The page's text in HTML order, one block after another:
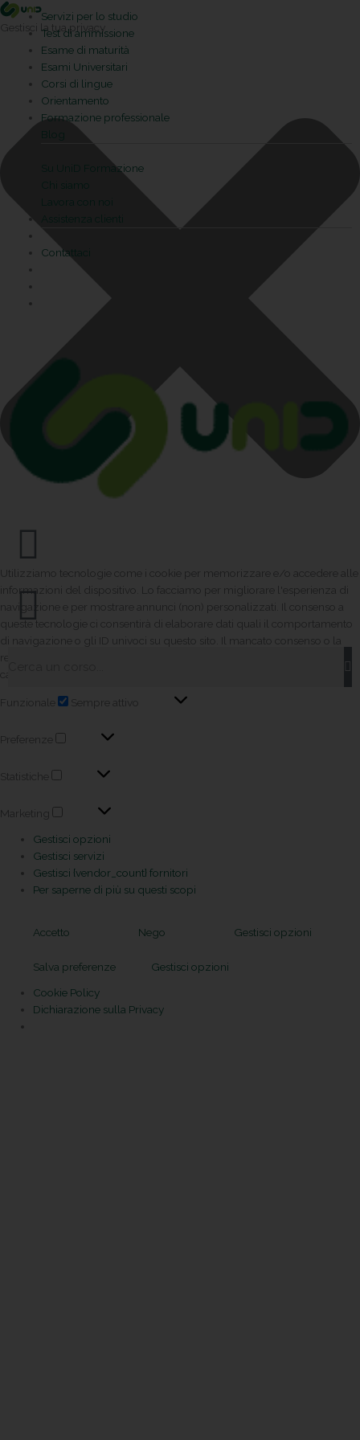
Gestisci la tua privacy
Utilizziamo tecnologie come i cookie per memorizzare e/o accedere alle
informazioni del dispositivo. Lo facciamo per migliorare l'esperienza di
navigazione e per mostrare annunci (non) personalizzati. Il consenso a
queste tecnologie ci consentirà di elaborare dati quali il comportamento
di navigazione o gli ID univoci su questo sito. Il mancato consenso o la
revoca del consenso possono influire negativamente su alcune
caratteristiche e funzioni.
Funzionale Sempre attivo
Preferenze
Statistiche
Marketing
Gestisci opzioni
Gestisci servizi
Gestisci {vendor_count} fornitori
Per saperne di più su questi scopi
Accetto Nego Gestisci opzioni
Salva preferenze
Gestisci opzioni
Cookie Policy
Dichiarazione sulla Privacy
Vai
contenuto
Servizi per lo studio
Test di ammissione
Esame di maturità
Esami Universitari
Corsi di lingue
Orientamento
Formazione professionale
Blog
Su UniD Formazione
Chi siamo
Lavora con noi
Assistenza clienti
Contattaci